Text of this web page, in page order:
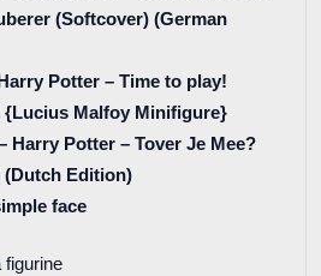
(Softcover) (German
Potter – Time to play!
{Lucius Malfoy Minifigure}
Harry Potter – Tover Je Mee?
(Dutch Edition)
face
figurine